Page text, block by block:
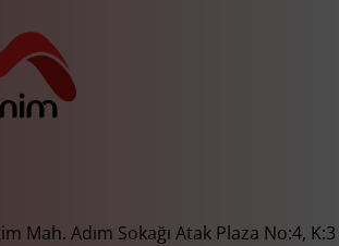
Mah. Adım Sokağı Atak Plaza No:4,